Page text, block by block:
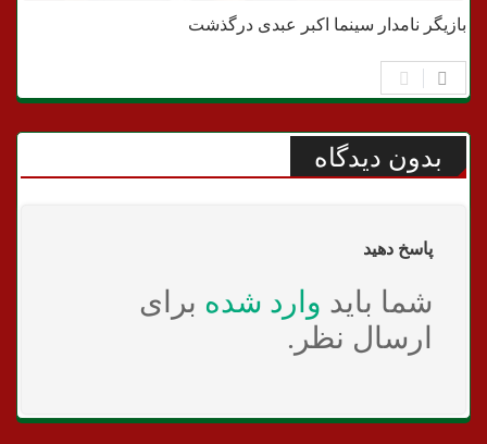
بازیگر نامدار سینما اکبر عبدی درگذشت
بدون دیدگاه
پاسخ دهید
شما باید وارد شده برای
ارسال نظر.